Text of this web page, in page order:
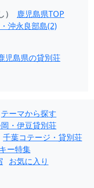
鹿児島県TOP
沖永良部島(2)
児島県の貸別荘
テーマから探す
・伊豆貸別荘
千葉コテージ・貸別荘
ー特集
お気に入り